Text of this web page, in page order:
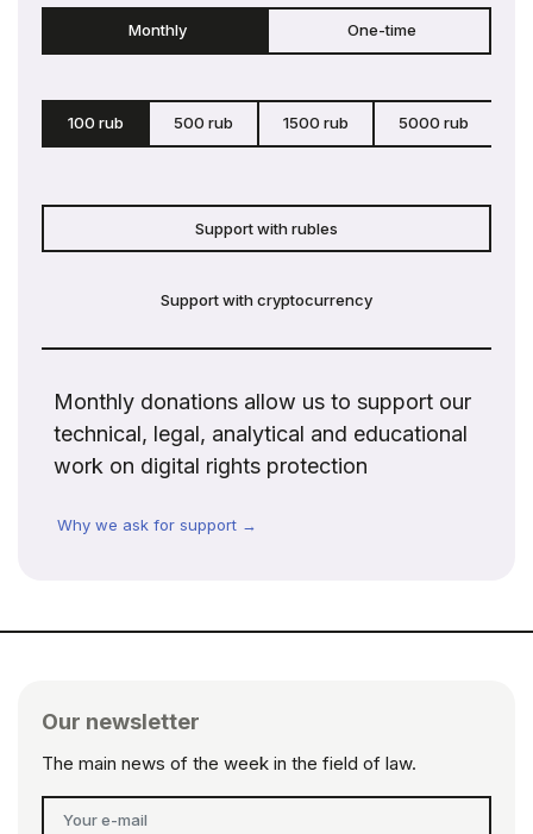
Monthly One-time
100 rub 500 rub 1500 rub 5000 rub
Support with rubles
Support with cryptocurrency
Monthly donations allow us to support our
technical, legal, analytical and educational
work on digital rights protection
Why we ask for support →
Our newsletter
The main news of the week in the field of law.